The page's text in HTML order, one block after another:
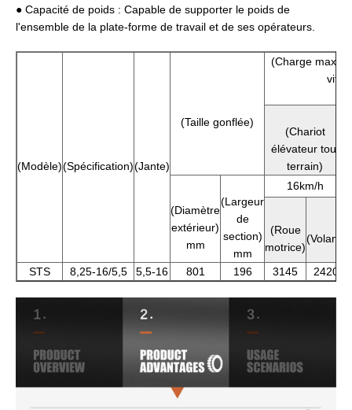
● Capacité de poids : Capable de supporter le poids de
l'ensemble de la plate-forme de travail et de ses opérateurs.
(Modèle)(Spécification)(Jante)
(Taille gonflée)
(Charge
(Chariot
élévateur tout
terrain)
(Diamètre
extérieur)
mm
(Largeur
de
section)
mm
16km/h
(Roue
motrice)
(Volant)
STS 8,25-16/5,5 5,5-16 801 196 3145 2420